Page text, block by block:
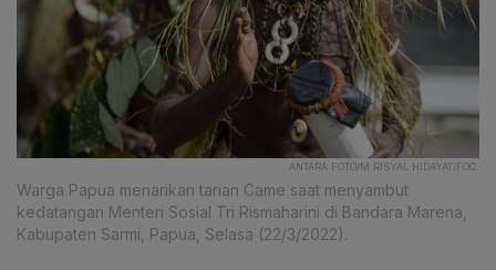
ANTARA FOTO/M RISYAL HIDAYAT/FOC.
Warga Papua menarikan tarian Came saat menyambut
kedatangan Menteri Sosial Tri Rismaharini di Bandara Marena,
Kabupaten Sarmi, Papua, Selasa (22/3/2022).